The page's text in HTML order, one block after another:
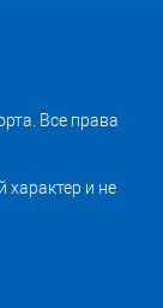
Все права
и не